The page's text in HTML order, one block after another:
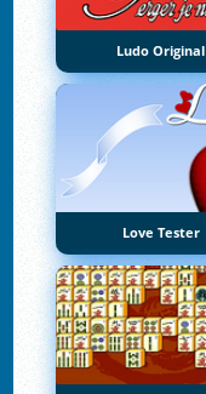
Ludo Original
Love Tester